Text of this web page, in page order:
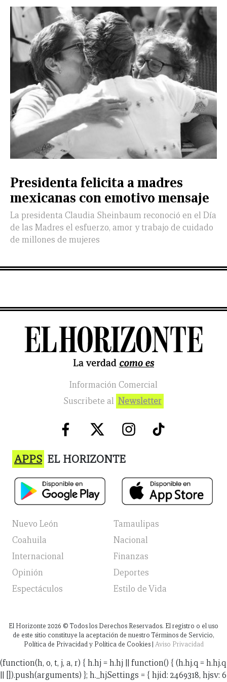
Presidenta felicita a madres
mexicanas con emotivo mensaje
La presidenta Claudia Sheinbaum reconoció en el Día
de las Madres el esfuerzo, amor y trabajo de cuidado
de millones de mujeres
Información Comercial
Suscribete al Newsletter
APPS EL HORIZONTE
Nuevo León
Tamaulipas
Coahuila
Nacional
Internacional
Finanzas
Opinión
Deportes
Espectáculos
Estilo de Vida
El Horizonte 2026 © Todos los Derechos Reservados. El registro o el uso
de este sitio constituye la aceptación de nuestro Términos de Servicio,
Política de Privacidad y Política de Cookies | Aviso Privacidad
(function(h, o, t, j, a, r) { h.hj = h.hj || function() { (h.hj.q = h.hj.q
|| []).push(arguments) }; h._hjSettings = { hjid: 2469318, hjsv: 6